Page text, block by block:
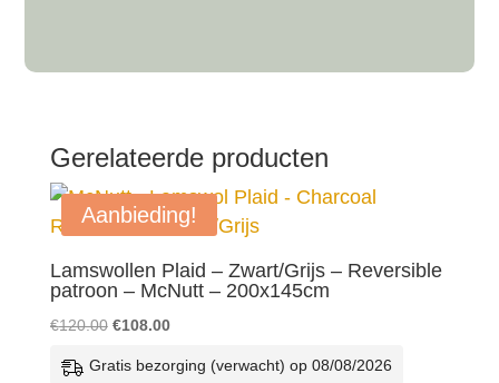
Gerelateerde producten
Aanbieding!
Lamswollen Plaid – Zwart/Grijs – Reversible
patroon – McNutt – 200x145cm
€120.00 Oorspronkelijke
€108.00Huidige
Gratis bezorging (verwacht) op 08/08/2026